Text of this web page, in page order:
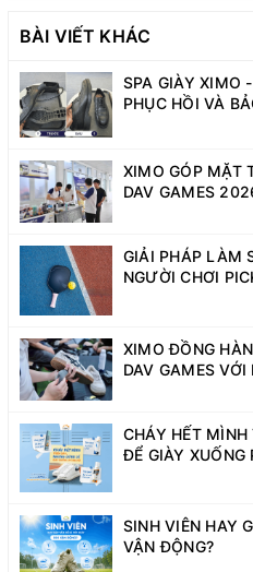
BÀI VIẾT KHÁC
SPA GIÀY XIMO
PHỤC HỒI VÀ
XIMO GÓP MẶT
DAV GAMES
GIẢI PHÁP LÀM
NGƯỜI CHƠI
XIMO ĐỒNG
DAV GAMES
CHÁY HẾT
ĐỂ GIÀY XUỐNG
SINH VIÊN HAY
VẬN ĐỘNG?